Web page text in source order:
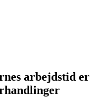
arbejdstid er